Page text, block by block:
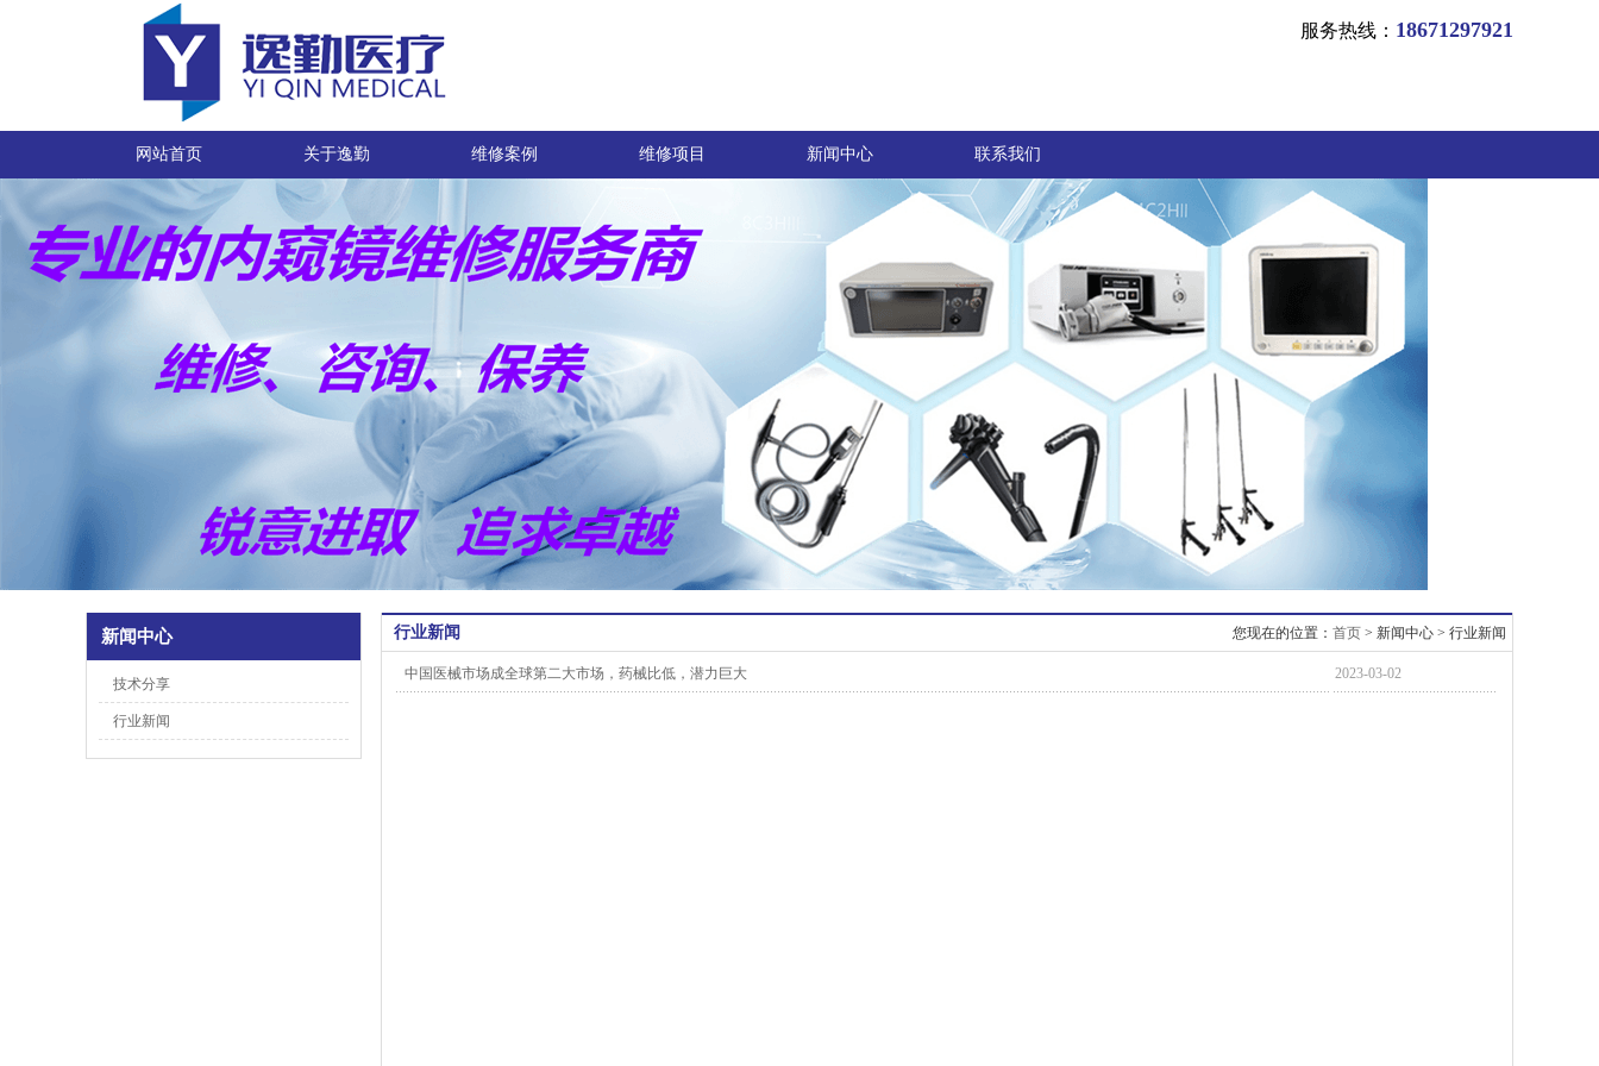
服务热线： 18671297921
网站首页 关于逸勤 维修案例 维修项目 新闻中心 联系我们
新闻中心
技术分享
行业新闻
行业新闻 您现在的位置： 首页 > 新闻中心 > 行业新闻
中国医械市场成全球第二大市场，药械比低，潜力巨大 2023-03-02